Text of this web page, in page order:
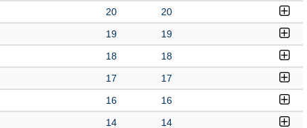
20
20
19
19
18
18
17
17
16
16
14 14